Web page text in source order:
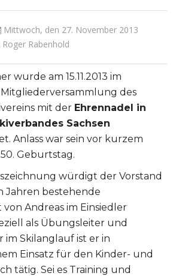
Mittwoch, den 27. November 2013
Roger Rabenhold
wurde am 15.11.2013 im
des
mit der Ehrennadel in
Sachsen
Anlass war sein vor kurzem
Geburtstag.
würdigt der Vorstand
Jahren bestehende
Andreas im Einsiedler
als Übungsleiter und
im Skilanglauf ist er in
Einsatz für den Kinder- und
tätig. Sei es Training und